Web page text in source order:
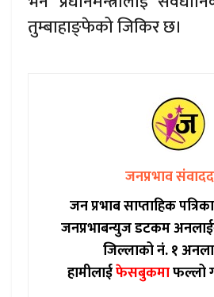
तुम्बाहाङ्फेको जिकिर छ।
जनप्रभाव
जन प्रभाब साप्ताहिक
जनप्रभाबन्युज डटकम
जिल्लाको नं. १
हामीलाईफेसबुकमाफल्लो